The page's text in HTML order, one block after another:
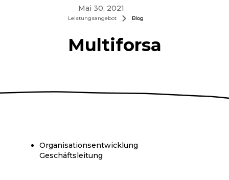
Mai 30, 2021
Leistungsangebot Blog
Multiforsa
Organisationsentwicklung
Geschäftsleitung